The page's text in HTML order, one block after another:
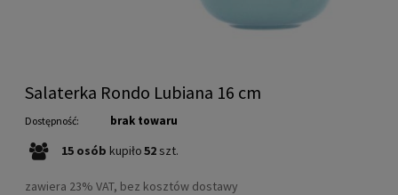
Salaterka Rondo Lubiana 16 cm
Dostępność: brak towaru
15 osób kupiło52 szt.
zawiera 23% VAT, bez kosztów dostawy